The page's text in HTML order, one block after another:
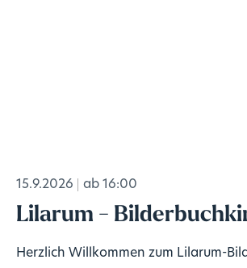
15.9.2026 ab 16:00
Lilarum -
Herzlich Willkommen zum Lilarum-